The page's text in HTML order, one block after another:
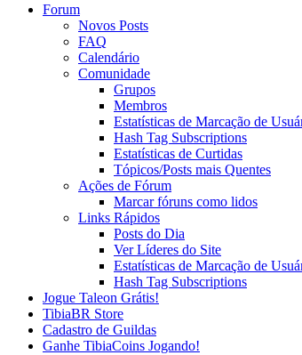
Forum
Novos Posts
FAQ
Calendário
Comunidade
Grupos
Membros
Estatísticas de Marcação de
Hash Tag Subscriptions
Estatísticas de Curtidas
Tópicos/Posts mais Quentes
Ações de Fórum
Marcar fóruns como lidos
Links Rápidos
Posts do Dia
Ver Líderes do Site
Estatísticas de Marcação de
Hash Tag Subscriptions
Jogue Taleon Grátis!
TibiaBR Store
Cadastro de Guildas
Ganhe TibiaCoins Jogando!